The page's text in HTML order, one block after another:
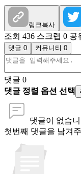
링크복사
조회 436 스크랩 0 공
댓글 0 커뮤니티 0
댓글 0
댓글 정렬 옵션 선택
댓글이 없습
첫번째 댓글을 남겨